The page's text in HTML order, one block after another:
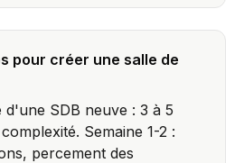
pour créer une salle de
SDB neuve : 3 à 5
Semaine 1-2 :
percement des